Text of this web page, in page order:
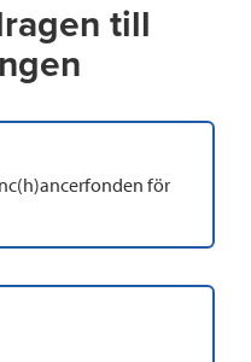
till
för